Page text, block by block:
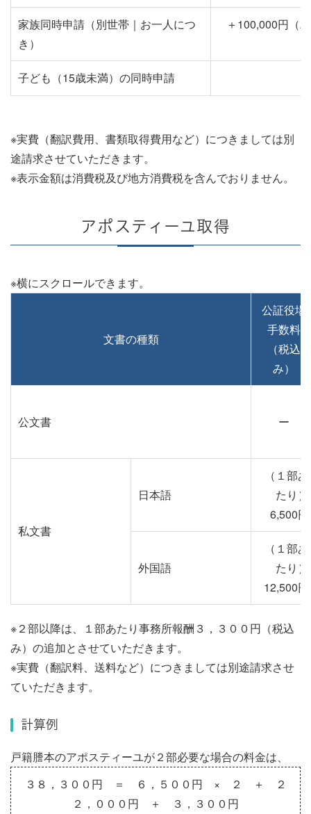
家族同時申請（別世帯｜お一人につ
き）
＋100,000円（
子ども（15歳未満）の同時申請
※実費（翻訳費用、書類取得費用など）につきましては別
途請求させていただきます。
※表示金額は消費税及び地方消費税を含んでおりません。
アポスティーユ取得
文書の種類
公証役場
手数料
（税込
み）
公文書 ー
私文書
日本語
（１部あ
たり）
6,500円
外国語
（１部あ
たり）
12,500円
※２部以降は、１部あたり事務所報酬３，３００円（税込
み）の追加とさせていただきます。
※実費（翻訳料、送料など）につきましては別途請求させ
ていただきます。
計算例
戸籍謄本のアポスティーユが２部必要な場合の料金は、
３８，３００円 ＝ ６，５００円 × ２ ＋ ２
２，０００円 ＋ ３，３００円